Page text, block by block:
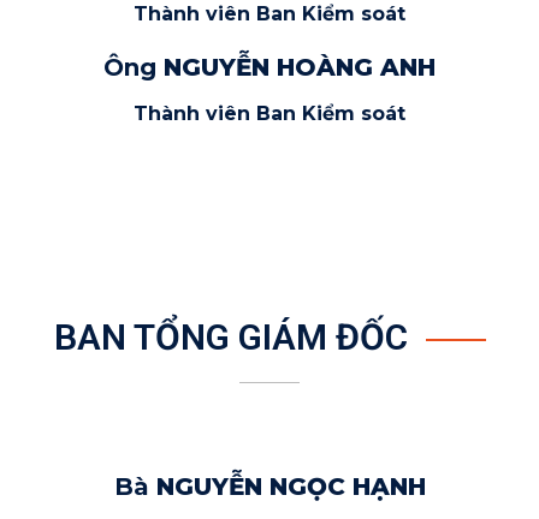
Thành viên Ban Kiểm soát
Ông NGUYỄN HOÀNG ANH
Thành viên Ban Kiểm soát
BAN TỔNG GIÁM ĐỐC
Bà NGUYỄN NGỌC HẠNH